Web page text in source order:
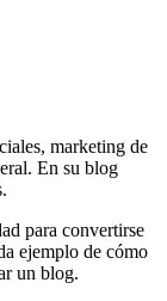
marketing de
En su blog
para convertirse
ejemplo de cómo
un blog.